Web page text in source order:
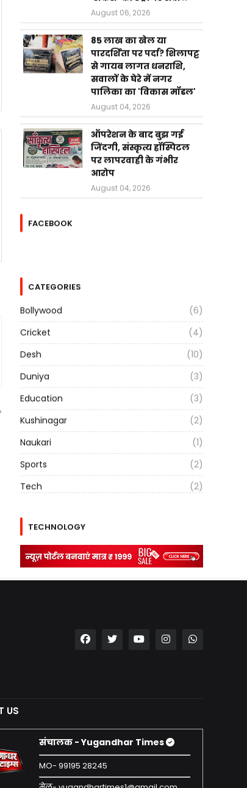
August 06, 2026
85 लाख का खेल या
पारदर्शिता पर पर्दा? शिलापट्ट
से गायब लागत धनराशि,
सवालों के घेरे में नगर
पालिका का 'विकास मॉडल'
August 04, 2026
ऑपरेशन के बाद बुझ गई
जिंदगी, संस्कृत्य हॉस्पिटल
पर लापरवाही के गंभीर
आरोप
August 04, 2026
FACEBOOK
CATEGORIES
Bollywood
(6)
Cricket
(4)
Desh
(10)
Duniya
(3)
Education
(3)
Kushinagar
(2)
Naukari
(1)
Sports
(2)
Tech
(2)
TECHNOLOGY
US
संचालक - Yugandhar Times
MO- 99195 28245